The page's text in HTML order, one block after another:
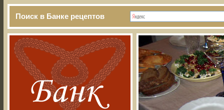
Поиск в Банке рецептов